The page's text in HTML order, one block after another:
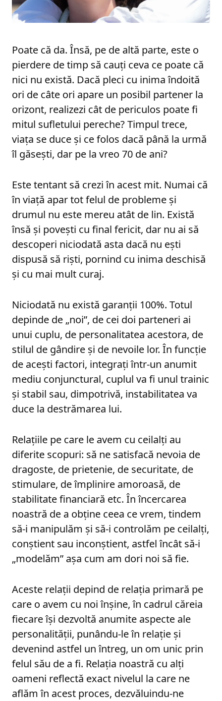
Poate că da. Însă, pe de altă parte, este o
pierdere de timp să cauți ceva ce poate că
nici nu există. Dacă pleci cu inima îndoită
ori de câte ori apare un posibil partener la
orizont, realizezi cât de periculos poate fi
mitul sufletului pereche? Timpul trece,
viața se duce și ce folos dacă până la urmă
îl găsești, dar pe la vreo 70 de ani?
Este tentant să crezi în acest mit. Numai că
în viață apar tot felul de probleme și
drumul nu este mereu atât de lin. Există
însă și povești cu final fericit, dar nu ai să
descoperi niciodată asta dacă nu ești
dispusă să riști, pornind cu inima deschisă
și cu mai mult curaj.
Niciodată nu există garanții 100%. Totul
depinde de „noi”, de cei doi parteneri ai
unui cuplu, de personalitatea acestora, de
stilul de gândire și de nevoile lor. În funcție
de acești factori, integrați într-un anumit
mediu conjunctural, cuplul va fi unul trainic
și stabil sau, dimpotrivă, instabilitatea va
duce la destrămarea lui.
Relațiile pe care le avem cu ceilalți au
diferite scopuri: să ne satisfacă nevoia de
dragoste, de prietenie, de securitate, de
stimulare, de împlinire amoroasă, de
stabilitate financiară etc. În încercarea
noastră de a obține ceea ce vrem, tindem
să-i manipulăm și să-i controlăm pe ceilalți,
conștient sau inconștient, astfel încât să-i
„modelăm” așa cum am dori noi să fie.
Aceste relații depind de relația primară pe
care o avem cu noi înșine, în cadrul căreia
fiecare își dezvoltă anumite aspecte ale
personalității, punându-le în relație și
devenind astfel un întreg, un om unic prin
felul său de a fi. Relația noastră cu alți
oameni reflectă exact nivelul la care ne
aflăm în acest proces, dezvăluindu-ne